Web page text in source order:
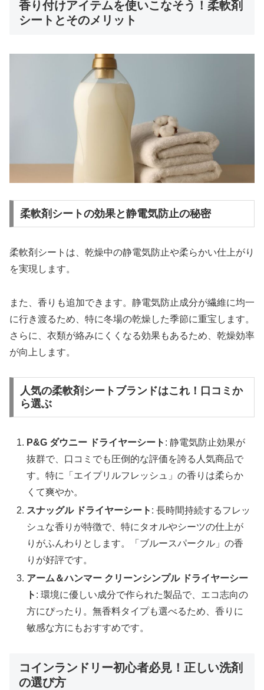
香り付けアイテムを使いこなそう！柔軟剤
シートとそのメリット
柔軟剤シートの効果と静電気防止の秘密
柔軟剤シートは、乾燥中の静電気防止や柔らかい仕上がり
を実現します。
また、香りも追加できます。静電気防止成分が繊維に均一
に行き渡るため、特に冬場の乾燥した季節に重宝します。
さらに、衣類が絡みにくくなる効果もあるため、乾燥効率
が向上します。
人気の柔軟剤シートブランドはこれ！口コミか
ら選ぶ
P&G ダウニー ドライヤーシート : 静電気防止効果が
抜群で、口コミでも圧倒的な評価を誇る人気商品で
す。特に「エイプリルフレッシュ」の香りは柔らか
くて爽やか。
スナッグル ドライヤーシート : 長時間持続するフレッ
シュな香りが特徴で、特にタオルやシーツの仕上が
りがふんわりとします。「ブルースパークル」の香
りが好評です。
アーム＆ハンマー クリーンシンプル ドライヤーシー
ト : 環境に優しい成分で作られた製品で、エコ志向の
方にぴったり。無香料タイプも選べるため、香りに
敏感な方にもおすすめです。
コインランドリー初心者必見！正しい洗剤
の選び方